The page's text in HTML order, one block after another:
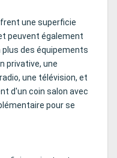
une superficie
peuvent également
plus des équipements
privative, une
une télévision, et
d'un coin salon avec
pour se